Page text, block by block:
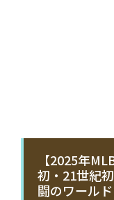
【2025年
初・21世紀
闘のワール